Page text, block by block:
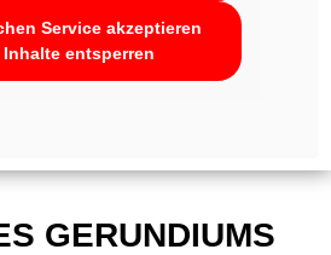
Service akzeptieren
entsperren
GERUNDIUMS